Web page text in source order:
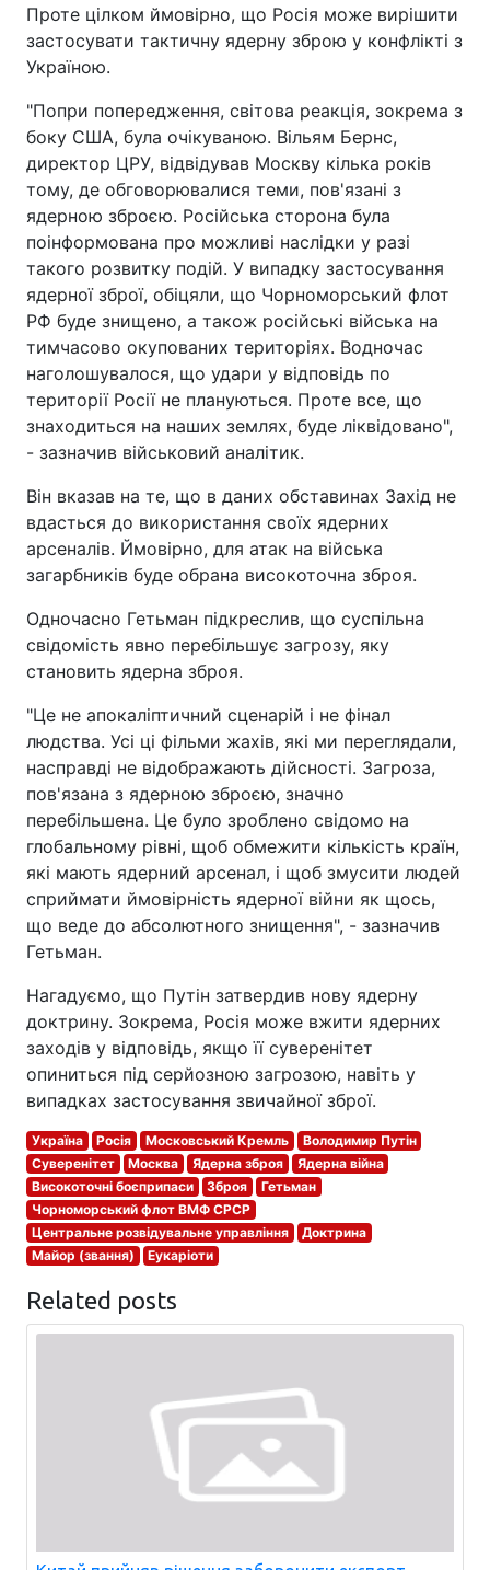
Проте цілком ймовірно, що Росія може вирішити
застосувати тактичну ядерну зброю у конфлікті з
Україною.
"Попри попередження, світова реакція, зокрема з
боку США, була очікуваною. Вільям Бернс,
директор ЦРУ, відвідував Москву кілька років
тому, де обговорювалися теми, пов'язані з
ядерною зброєю. Російська сторона була
поінформована про можливі наслідки у разі
такого розвитку подій. У випадку застосування
ядерної зброї, обіцяли, що Чорноморський флот
РФ буде знищено, а також російські війська на
тимчасово окупованих територіях. Водночас
наголошувалося, що удари у відповідь по
території Росії не плануються. Проте все, що
знаходиться на наших землях, буде ліквідовано",
- зазначив військовий аналітик.
Він вказав на те, що в даних обставинах Захід не
вдасться до використання своїх ядерних
арсеналів. Ймовірно, для атак на війська
загарбників буде обрана високоточна зброя.
Одночасно Гетьман підкреслив, що суспільна
свідомість явно перебільшує загрозу, яку
становить ядерна зброя.
"Це не апокаліптичний сценарій і не фінал
людства. Усі ці фільми жахів, які ми переглядали,
насправді не відображають дійсності. Загроза,
пов'язана з ядерною зброєю, значно
перебільшена. Це було зроблено свідомо на
глобальному рівні, щоб обмежити кількість країн,
які мають ядерний арсенал, і щоб змусити людей
сприймати ймовірність ядерної війни як щось,
що веде до абсолютного знищення", - зазначив
Гетьман.
Нагадуємо, що Путін затвердив нову ядерну
доктрину. Зокрема, Росія може вжити ядерних
заходів у відповідь, якщо її суверенітет
опиниться під серйозною загрозою, навіть у
випадках застосування звичайної зброї.
Україна Росія Московський Кремль
Володимир Путін
Суверенітет
Москва Ядерна зброя
Ядерна війна
Високоточні боєприпаси
Зброя
Гетьман
Чорноморський флот ВМФ СРСР
Центральне розвідувальне управління
Доктрина
Майор (звання)
Еукаріоти
Related posts